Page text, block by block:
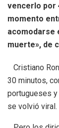
vencerlo por
momento
acomodarse
muerte», de
Cristiano
30 minutos,
portugueses y
se volvió viral.